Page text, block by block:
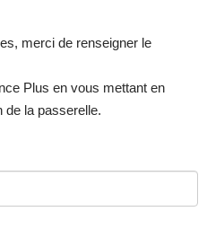
merci de renseigner le
Plus en vous mettant en
de la passerelle.